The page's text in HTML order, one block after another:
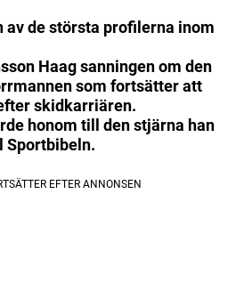
av de största profilerna inom
Haag sanningen om den
som fortsätter att
skidkarriären.
honom till den stjärna han
Sportbibeln.